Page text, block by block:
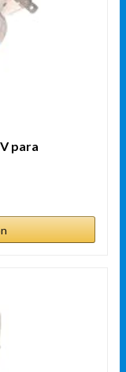
para